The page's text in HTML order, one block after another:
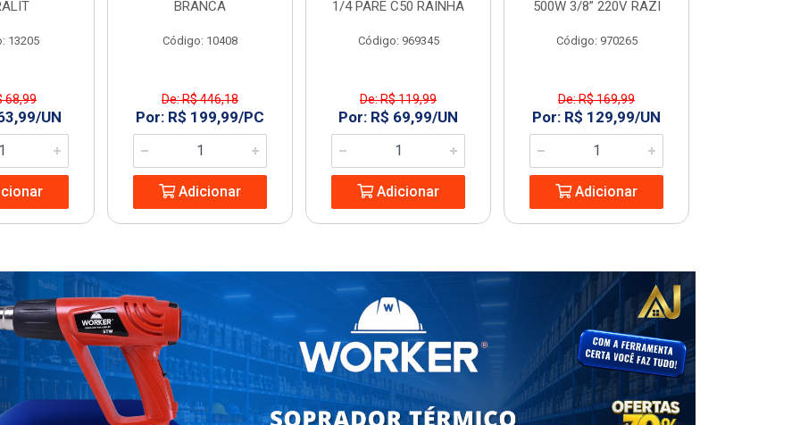
13205
68,99
UN
BRANCA
Código: 10408
De: R$ 446,18
Por: R$ 199,99/PC
Adicionar
1/4 PARE C50 RAINHA
Código: 969345
De: R$ 119,99
Por: R$ 69,99/UN
Adicionar
500W 3/8” 220V RAZI
Código: 970265
De: R$ 169,99
Por: R$ 129,99/UN
Adicionar